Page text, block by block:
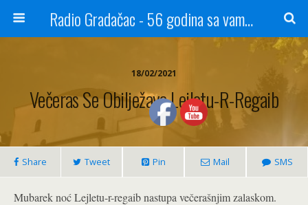
Radio Gradačac - 56 godina sa vama...
18/02/2021
Večeras Se Obilježava Lejletu-R-Regaib
Share Tweet Pin Mail SMS
Mubarek noć Lejletu-r-regaib nastupa večerašnjim zalaskom.